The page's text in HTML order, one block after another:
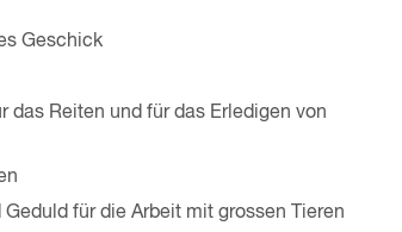
Geschick
das Reiten und für das Erledigen von
für die Arbeit mit grossen Tieren